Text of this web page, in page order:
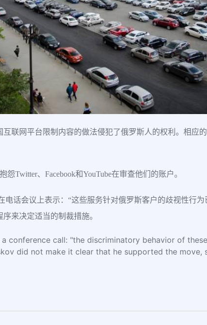
联网平台限制内容的做法侵犯了俄罗斯人的权利。相应
Twitter、Facebook和YouTube在审查他们的账户。
电话会议上表示：“这些服务针对俄罗斯客户的歧视性行
来决定适当的制裁措施。
conference call: "the discriminatory behavior of
did not make it clear that he supported the